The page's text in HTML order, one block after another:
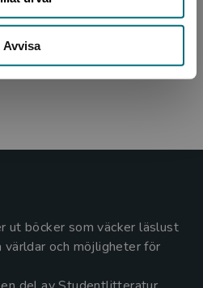
Avvisa
ut böcker som väcker läslust
och möjligheter för